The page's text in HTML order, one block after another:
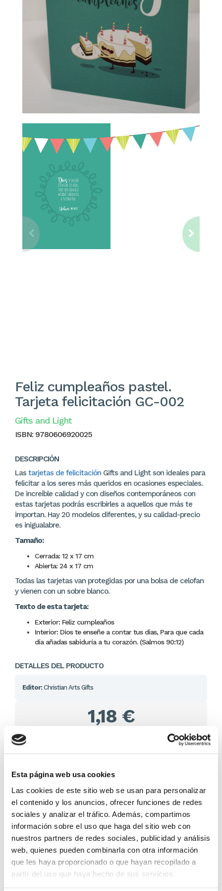
Esta página web usa cookies
Las cookies de este sitio web se usan para personalizar
el contenido y los anuncios, ofrecer funciones de redes
sociales y analizar el tráfico. Además, compartimos
información sobre el uso que haga del sitio web con
nuestros partners de redes sociales, publicidad y análisis
web, quienes pueden combinarla con otra información
que les haya proporcionado o que hayan recopilado a
partir del uso que haya hecho de sus servicios.
Feliz cumpleaños pastel.
Tarjeta felicitación GC-002
Gifts and Light
ISBN: 9780606920025
DESCRIPCIÓN
Las tarjetas de felicitación Gifts and Light son ideales para
felicitar a los seres más queridos en ocasiones especiales.
De increíble calidad y con diseños contemporáneos con
estas tarjetas podrás escribirles a aquellos que más te
importan. Hay 20 modelos diferentes, y su calidad-precio
es inigualabre.
Tamaño:
Cerrada: 12 x 17 cm
Abierta: 24 x 17 cm
Todas las tarjetas van protegidas por una bolsa de celofan
y vienen con un sobre blanco.
Texto de esta tarjeta:
Exterior: Feliz cumpleaños
Interior: Dios te enseñe a contar tus días, Para que cada
día añadas sabiduría a tu corazón. (Salmos 90:12)
DETALLES DEL PRODUCTO
Editor: Christian Arts Gifts
1,18 €
Recíbelo en 24/48H*
Cantidad
Comprar ahora
Importante:Envío gratis a Penínsulaen pedidos de + 30€
(SIN IVA).